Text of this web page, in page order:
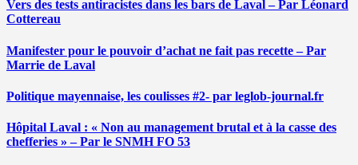
Vers des tests antiracistes dans les bars de Laval – Par Léonard
Cottereau
Manifester pour le pouvoir d’achat ne fait pas recette – Par
Marrie de Laval
Politique mayennaise, les coulisses #2- par leglob-journal.fr
Hôpital Laval : « Non au management brutal et à la casse des
chefferies » – Par le SNMH FO 53